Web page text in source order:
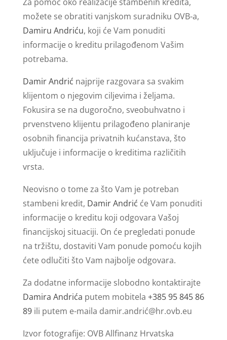
možete se obratiti vanjskom suradniku OVB-a,
Damiru Andriću, koji će Vam ponuditi
informacije o kreditu prilagođenom Vašim
potrebama.
Damir Andrić najprije razgovara sa svakim
klijentom o njegovim ciljevima i željama.
Fokusira se na dugoročno, sveobuhvatno i
prvenstveno klijentu prilagođeno planiranje
osobnih financija privatnih kućanstava, što
uključuje i informacije o kreditima različitih
vrsta.
Neovisno o tome za što Vam je potreban
stambeni kredit, Damir Andrić će Vam ponuditi
informacije o kreditu koji odgovara Vašoj
financijskoj situaciji. On će pregledati ponude
na tržištu, dostaviti Vam ponude pomoću kojih
ćete odlučiti što Vam najbolje odgovara.
Za dodatne informacije slobodno kontaktirajte
Damira Andrića putem mobitela +385 95 845 86
89ili putem e-maila damir.andrić@hr.ovb.eu
Izvor fotografije: OVB Allfinanz Hrvatska